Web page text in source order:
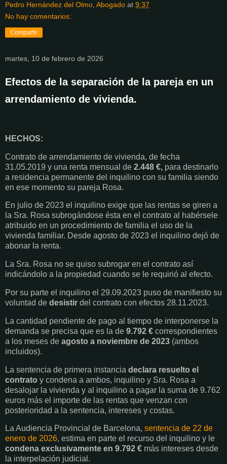
Pedro Hernández del Olmo, Abogado at 9:37
No hay comentarios:
Compartir
martes, 10 de febrero de 2026
Efectos de la separación de la pareja en un
arrendamiento de vivienda.
HECHOS:
Contrato de arrendamiento de vivienda, de fecha
31.05.2019 y una renta mensual de 2.448 €, para destinarlo
a residencia permanente del inquilino con su familia siendo
en ese momento su pareja Rosa.
En julio de 2023 el inquilino exige que las rentas se giren a
la Sra. Rosa subrogándose ésta en el contrato al habérsele
atribuido en un procedimiento de familia el uso de la
vivienda familiar. Desde agosto de 2023 el inquilino dejó de
abonar la renta.
La Sra. Rosa no se quiso subrogar en el contrato así
indicándolo a la propiedad cuando se le requirió al efecto.
Por su parte el inquilino el 29.09.2023 puso de manifiesto su
voluntad de desistir del contrato con efectos 28.11.2023.
La cantidad pendiente de pago al tiempo de interponerse la
demanda se precisa que es la de 9.792 € correspondientes
a los meses de agosto a noviembre de 2023 (ambos
incluidos).
La sentencia de primera instancia declara resuelto el
contrato y condena a ambos, inquilino y Sra. Rosa a
desalojar la vivienda y al inquilino a pagar la suma de 9.762
euros más el importe de las rentas que venzan con
posterioridad a la sentencia, intereses y costas.
La Audiencia Provincial de Barcelona, sentencia de 22 de
enero de 2026, estima en parte el recurso del inquilino y le
condena exclusivamente en 9.792 € más intereses desde
la interpelación judicial.